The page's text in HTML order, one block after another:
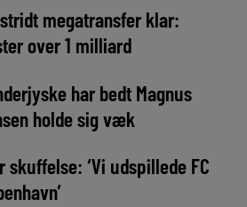
megatransfer klar:
over 1 milliard
har bedt Magnus
holde sig væk
skuffelse: ‘Vi udspillede FC